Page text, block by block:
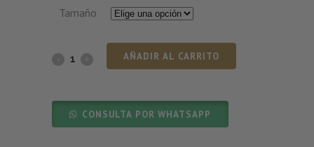
Tamaño
AÑADIR AL CARRITO
CONSULTA POR WHATSAPP